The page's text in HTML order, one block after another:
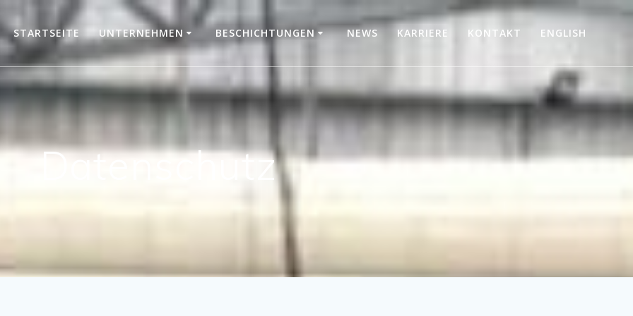
STARTSEITE UNTERNEHMEN BESCHICHTUNGEN NEWS KARRIERE KONTAKT ENGLISH
Datenschutz